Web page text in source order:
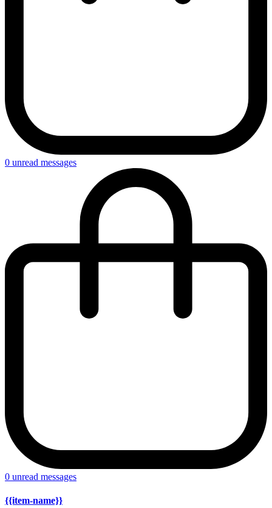
0 unread messages
0 unread messages
{{item-name}}